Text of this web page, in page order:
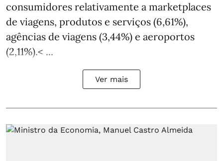
consumidores relativamente a marketplaces
de viagens, produtos e serviços (6,61%),
agências de viagens (3,44%) e aeroportos
(2,11%).< ...
Ver mais